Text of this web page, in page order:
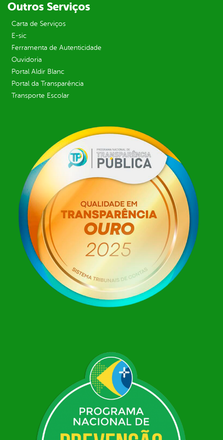
Outros Serviços
Carta de Serviços
E-sic
Ferramenta de Autenticidade
Ouvidoria
Portal Aldir Blanc
Portal da Transparência
Transporte Escolar